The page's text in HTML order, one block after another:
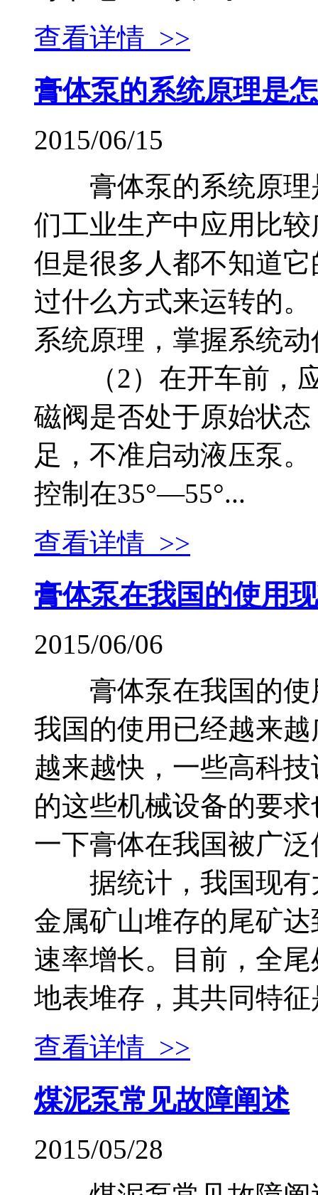
查看详情 >>
膏体泵的系统原理是
2015/06/15
膏体泵的系统原
们工业生产中应用比
但是很多人都不知道
过什么方式来运转
系统原理，掌握系统
（2）在开车前，应
磁阀是否处于原始状
足，不准启动液压
控制在35°—55°...
查看详情 >>
膏体泵在我国的使用
2015/06/06
膏体泵在我国的
我国的使用已经越来
越来越快，一些高科
的这些机械设备的要
一下膏体在我国被广
据统计，我国现有
金属矿山堆存的尾矿
速率增长。目前，全
地表堆存，其共同特
查看详情 >>
煤泥泵常见故障阐述
2015/05/28